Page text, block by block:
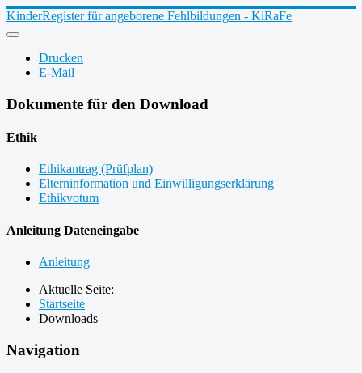
KinderRegister für angeborene Fehlbildungen - KiRaFe
Drucken
E-Mail
Dokumente für den Download
Ethik
Ethikantrag (Prüfplan)
Elterninformation und Einwilligungserklärung
Ethikvotum
Anleitung Dateneingabe
Anleitung
Aktuelle Seite:
Startseite
Downloads
Navigation